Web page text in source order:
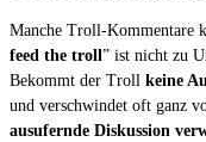
Manche Troll-Kommentare
feed the troll” ist nicht zu
Bekommt der Troll keine
und verschwindet oft ganz
ausufernde Diskussion